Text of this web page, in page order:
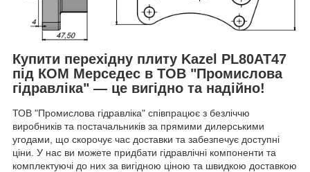
Купити перехідну плиту Kazel PL80AT47
під КОМ Мерседес в ТОВ "Промислова
гідравліка" — це вигідно та надійно!
ТОВ "Промислова гідравліка" співпрацює з безліччю
виробників та постачальників за прямими дилерськими
угодами, що скорочує час доставки та забезпечує доступні
ціни. У нас ви можете придбати гідравлічні компоненти та
комплектуючі до них за вигідною ціною та швидкою доставкою